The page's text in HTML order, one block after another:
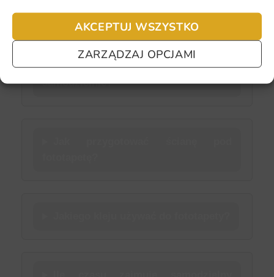
AKCEPTUJ WSZYSTKO
ZARZĄDZAJ OPCJAMI
Najczęściej zadawane pytania
Czy fototapetę da się zamontować
samodzielnie?